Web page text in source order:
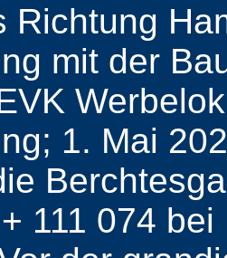
Richtung
mit der
1. Mai
111 074